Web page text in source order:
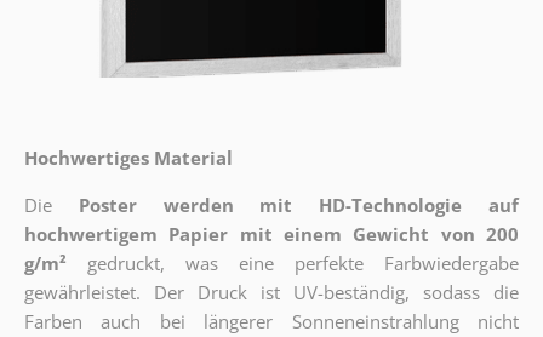
Hochwertiges Material
Die
Poster werden mit HD-Technologie auf
hochwertigem Papier mit einem Gewicht von 200
g/m²
gedruckt, was eine perfekte Farbwiedergabe
gewährleistet. Der Druck ist UV-beständig, sodass die
Farben auch bei längerer Sonneneinstrahlung nicht